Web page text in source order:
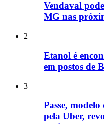
Vendaval
MG nas
2
Etanol é
em postos de
3
Passe,
pela Uber,